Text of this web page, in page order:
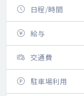
日程/時間
給与
交通費
駐車場利用